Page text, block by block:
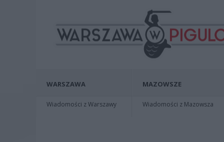
WARSZAWA
Wiadomości z Warszawy
MAZOWSZE
Wiadomości z Mazowsza